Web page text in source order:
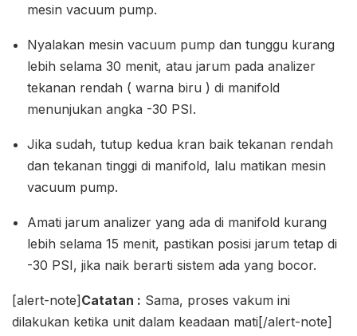
mesin vacuum pump.
Nyalakan mesin vacuum pump dan tunggu kurang
lebih selama 30 menit, atau jarum pada analizer
tekanan rendah ( warna biru ) di manifold
menunjukan angka -30 PSI.
Jika sudah, tutup kedua kran baik tekanan rendah
dan tekanan tinggi di manifold, lalu matikan mesin
vacuum pump.
Amati jarum analizer yang ada di manifold kurang
lebih selama 15 menit, pastikan posisi jarum tetap di
-30 PSI, jika naik berarti sistem ada yang bocor.
[alert-note] Catatan : Sama, proses vakum ini
dilakukan ketika unit dalam keadaan mati[/alert-note]